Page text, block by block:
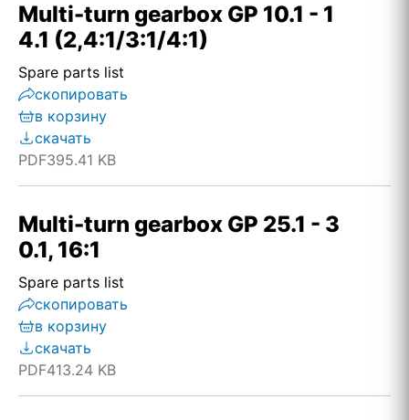
Multi-turn gearbox GP 10.1 - 1
4.1 (2,4:1/3:1/4:1)
Spare parts list
скопировать
в корзину
скачать
PDF395.41 KB
Multi-turn gearbox GP 25.1 - 3
0.1, 16:1
Spare parts list
скопировать
в корзину
скачать
PDF413.24 KB